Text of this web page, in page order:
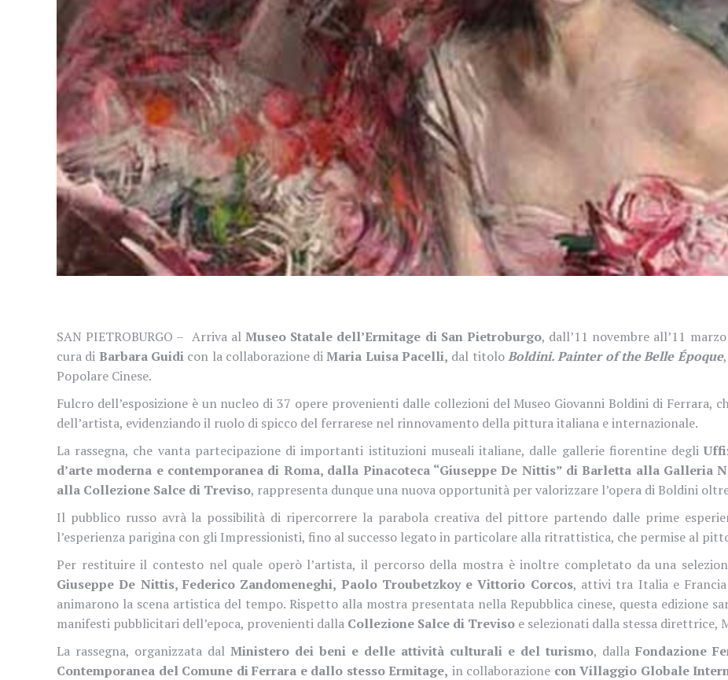
SAN PIETROBURGO – Arriva alMuseo Statale dell’Ermitage di San Pietroburgo, dall’11 novembre all’11
cura di Barbara Guidicon la collaborazione diMaria Luisa Pacelli, dal titoloBoldini. Painter of the Belle Époque
Popolare Cinese.
Fulcro dell’esposizione è un nucleo di 37 opere provenienti dalle collezioni del Museo Giovanni Boldini di
dell’artista, evidenziando il ruolo di spicco del ferrarese nel rinnovamento della pittura italiana e internazionale.
La rassegna, che vanta partecipazione di importanti istituzioni museali italiane, dalle gallerie fiorentine degli
d’arte moderna e contemporanea di Roma, dalla Pinacoteca “Giuseppe De Nittis” di Barletta alla Galleria
alla Collezione Salce di Treviso, rappresenta dunque una nuova opportunità per valorizzare l’opera di Boldini
Il pubblico russo avrà la possibilità di ripercorrere la parabola creativa del pittore partendo dalle prime
l’esperienza parigina con gli Impressionisti, fino al successo legato in particolare alla ritrattistica, che permise al
Per restituire il contesto nel quale operò l’artista, il percorso della mostra è inoltre completato da una
Giuseppe De Nittis, Federico Zandomeneghi, Paolo Troubetzkoy e Vittorio Corcos, attivi tra Italia e Francia
animarono la scena artistica del tempo. Rispetto alla mostra presentata nella Repubblica cinese, questa edizione
manifesti pubblicitari dell’epoca, provenienti dalla Collezione Salce di Treviso e selezionati dalla stessa direttrice,
La rassegna, organizzata dal Ministero dei beni e delle attività culturali e del turismo, dalla Fondazione
Contemporanea del Comune di Ferrara e dallo stesso Ermitage, in collaborazione con Villaggio Globale